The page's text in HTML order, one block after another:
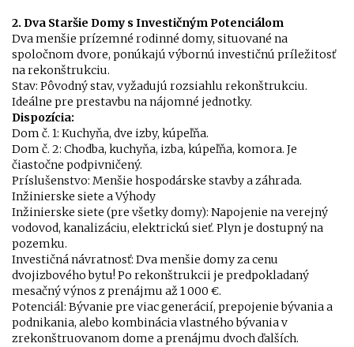
2. Dva Staršie Domy s Investičným Potenciálom
Dva menšie prízemné rodinné domy, situované na
spoločnom dvore, ponúkajú výbornú investičnú príležitosť
na rekonštrukciu.
Stav: Pôvodný stav, vyžadujú rozsiahlu rekonštrukciu.
Ideálne pre prestavbu na nájomné jednotky.
Dispozícia:
Dom č. 1: Kuchyňa, dve izby, kúpeľňa.
Dom č. 2: Chodba, kuchyňa, izba, kúpeľňa, komora. Je
čiastočne podpivničený.
Príslušenstvo: Menšie hospodárske stavby a záhrada.
Inžinierske siete a Výhody
Inžinierske siete (pre všetky domy): Napojenie na verejný
vodovod, kanalizáciu, elektrickú sieť. Plyn je dostupný na
pozemku.
Investičná návratnosť: Dva menšie domy za cenu
dvojizbového bytu! Po rekonštrukcii je predpokladaný
mesačný výnos z prenájmu až 1 000 €.
Potenciál: Bývanie pre viac generácií, prepojenie bývania a
podnikania, alebo kombinácia vlastného bývania v
zrekonštruovanom dome a prenájmu dvoch ďalších.